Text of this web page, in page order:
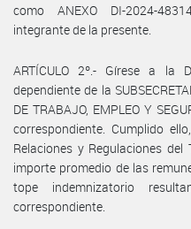
como ANEXO DI-2024-
integrante de la presente.
ARTÍCULO 2º.- Gírese a la
dependiente de la
DE TRABAJO, EMPLEO Y
correspondiente. Cumplido
Relaciones y Regulaciones
importe promedio de las
tope indemnizatorio
correspondiente.